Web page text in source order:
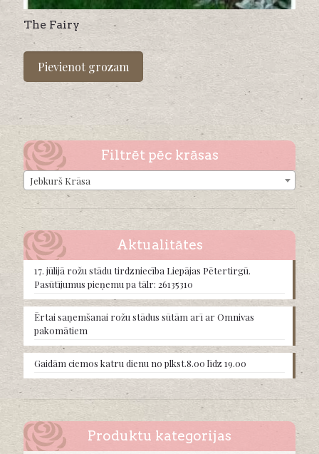
The Fairy
Pievienot grozam
Filtrēt pēc krāsas
Jebkurš Krāsa
Aktualitātes
17. jūlijā rožu stādu tirdzniecība Liepājas Pētertirgū.
Pasūtījumus pieņemu pa tālr: 26135310
Ērtai saņemšanai rožu stādus sūtām arī ar Omnivas
pakomātiem
Gaidām ciemos katru dienu no plkst.8.00 līdz 19.00
Produktu kategorijas